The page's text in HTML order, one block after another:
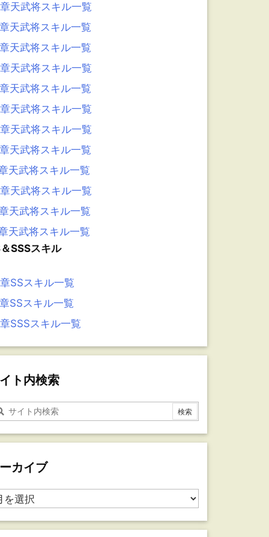
天武将スキル一覧
天武将スキル一覧
天武将スキル一覧
天武将スキル一覧
天武将スキル一覧
天武将スキル一覧
天武将スキル一覧
天武将スキル一覧
天武将スキル一覧
天武将スキル一覧
天武将スキル一覧
天武将スキル一覧
SSSスキル
SSスキル一覧
SSスキル一覧
SSSスキル一覧
ト内検索
カイブ